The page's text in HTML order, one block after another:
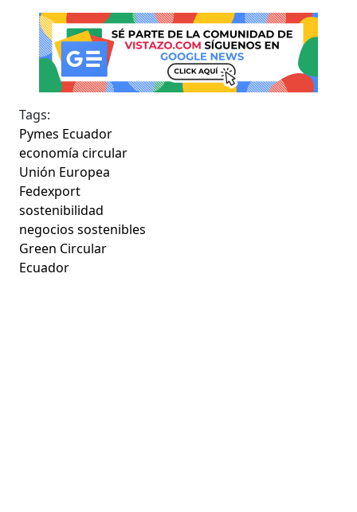
Tags:
Pymes Ecuador
economía circular
Unión Europea
Fedexport
sostenibilidad
negocios sostenibles
Green Circular
Ecuador